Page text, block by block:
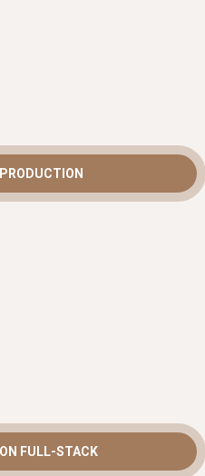
FULL-STACK